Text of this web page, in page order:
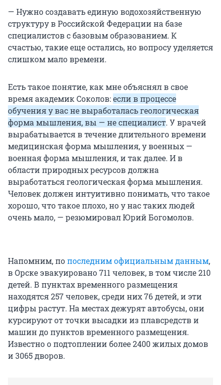
— Нужно создавать единую водохозяйственную
структуру в Российской Федерации на базе
специалистов с базовым образованием. К
счастью, такие еще остались, но вопросу уделяется
слишком мало времени.
Есть такое понятие, как мне объяснял в свое
время академик Соколов:если в процессе
обучения у вас не выработалась геологическая
форма мышления, вы — не специалист. У врачей
вырабатывается в течение длительного времени
медицинская форма мышления, у военных —
военная форма мышления, и так далее. И в
области природных ресурсов должна
выработаться геологическая форма мышления.
Человек должен интуитивно понимать, что такое
хорошо, что такое плохо, но у нас таких людей
очень мало, — резюмировал Юрий Богомолов.
Напомним, попоследним официальным данным,
в Орске эвакуировано 711 человек, в том числе 210
детей. В пунктах временного размещения
находятся 257 человек, среди них 76 детей, и эти
цифры растут. На местах дежурят автобусы, они
курсируют от точки высадки из плавсредств и
машин до пунктов временного размещения.
Известно о подтоплении более 2400 жилых домов
и 3065 дворов.